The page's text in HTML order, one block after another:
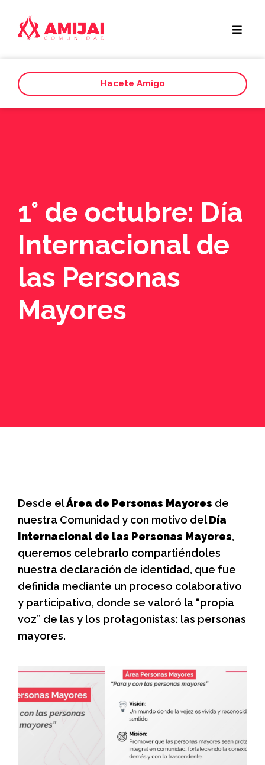
Hacete Amigo
1° de octubre: Día
Internacional de
las Personas
Mayores
Desde elÁrea de Personas Mayores de
nuestra Comunidad y con motivo delDía
Internacional de las Personas Mayores,
queremos celebrarlo compartiéndoles
nuestra declaración de identidad, que fue
definida mediante un proceso colaborativo
y participativo, donde se valoró la “propia
voz” de las y los protagonistas: las personas
mayores.